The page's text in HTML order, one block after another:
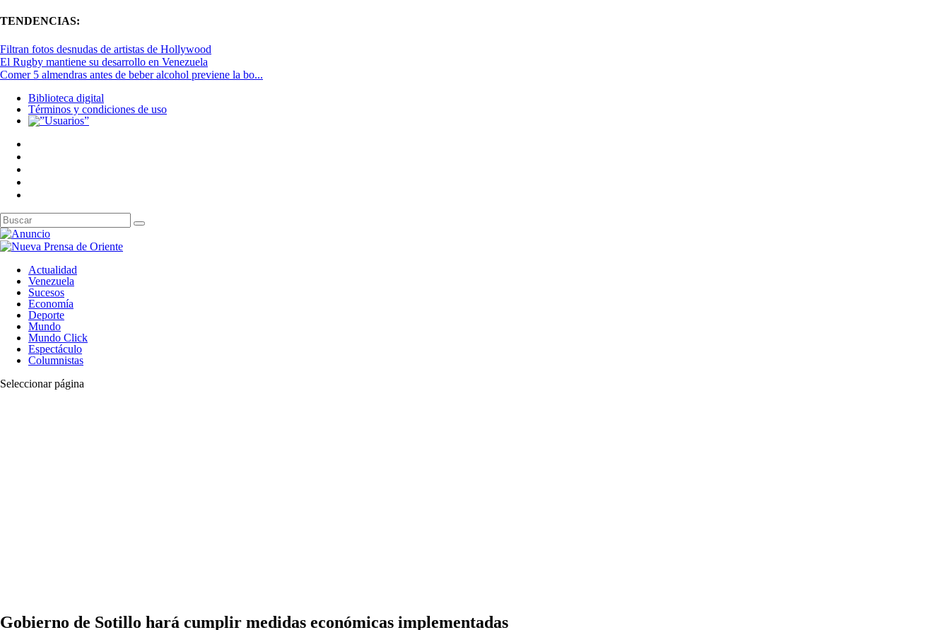
TENDENCIAS:
Filtran fotos desnudas de artistas de Hollywood
El Rugby mantiene su desarrollo en Venezuela
Comer 5 almendras antes de beber alcohol previene la bo...
Biblioteca digital
Términos y condiciones de uso
Actualidad
Venezuela
Sucesos
Economía
Deporte
Mundo
Mundo Click
Espectáculo
Columnistas
Seleccionar página
Gobierno de Sotillo hará cumplir medidas económicas implementadas